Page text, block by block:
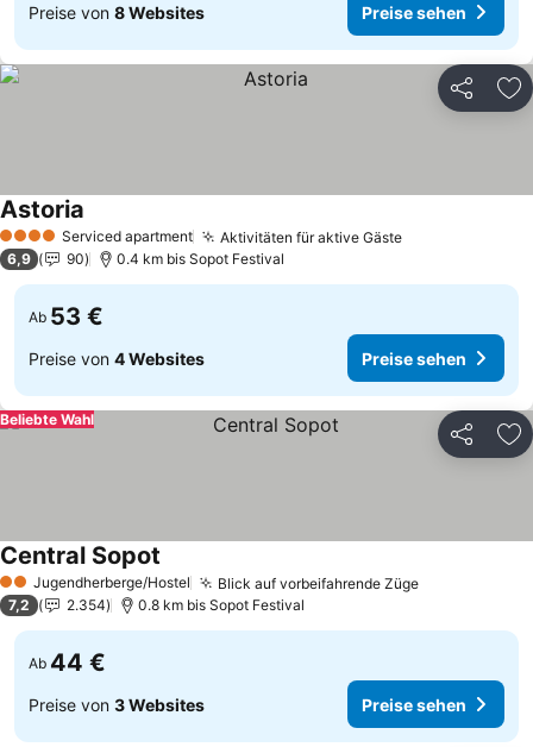
Preise von 8 Websites Preise sehen
Teilen
4 Sterne Serviced apartment Aktivitäten für aktive GästePreise sehen
Astoria
6,9 90 0.4 km bis Sopot Festival
Ab 53 €
Preise von 4 Websites Preise sehen
Teilen
Beliebte Wahl
2 SterneJugendherberge/Hostel Blick auf vorbeifahrende ZügePreise sehen
Central Sopot
7,2 2.354 0.8 km bis Sopot Festival
Ab 44 €
Preise von 3 Websites Preise sehen